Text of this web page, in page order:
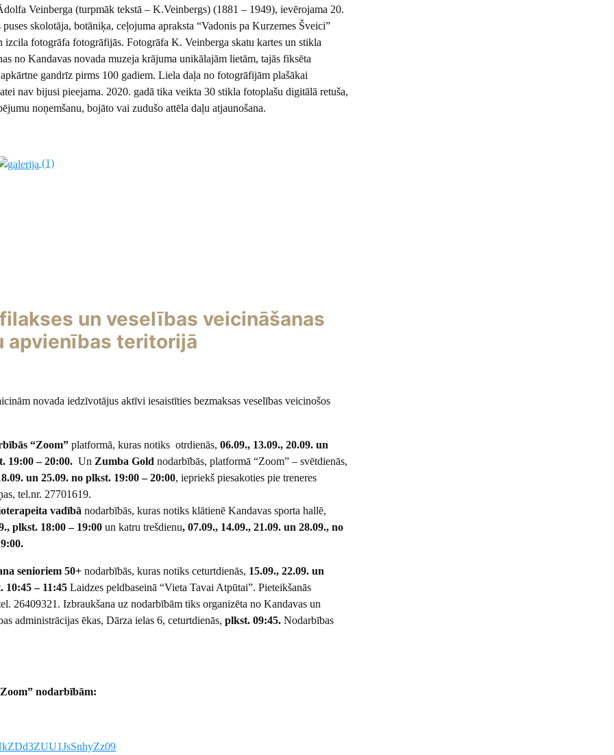
Veinberga (turpmāk tekstā – K.Veinbergs) (1881 – 1949), ievērojama 20.
puses skolotāja, botāniķa, ceļojuma apraksta “Vadonis pa Kurzemes Šveici”
izcila fotogrāfa fotogrāfijās. Fotogrāfa K. Veinberga skatu kartes un stikla
no Kandavas novada muzeja krājuma unikālajām lietām, tajās fiksēta
gandrīz pirms 100 gadiem. Liela daļa no fotogrāfijām plašākai
nav bijusi pieejama. 2020. gadā tika veikta 30 stikla fotoplašu digitālā retuša,
noņemšanu, bojāto vai zudušo attēla daļu atjaunošana.
(1)
un veselības veicināšanas
apvienības teritorijā
novada iedzīvotājus aktīvi iesaistīties bezmaksas veselības veicinošos
“Zoom” platformā, kuras notiks otrdienās,06.09., 13.09., 20.09. un
19:00 – 20:00. UnZumba Gold nodarbībās, platformā “Zoom” – svētdienās,
un 25.09. no plkst. 19:00 – 20:00, iepriekš piesakoties pie treneres
tel.nr. 27701619.
vadībānodarbībās, kuras notiks klātienē Kandavas sporta hallē,
plkst. 18:00 – 19:00 un katru trešdienu, 07.09., 14.09., 21.09. un 28.09., no
senioriem 50+nodarbībās, kuras notiks ceturtdienās, 15.09., 22.09. un
10:45 – 11:45Laidzes peldbaseinā “Vieta Tavai Atpūtai”. Pieteikšanās
26409321. Izbraukšana uz nodarbībām tiks organizēta no Kandavas un
administrācijas ēkas, Dārza ielas 6, ceturtdienās,plkst. 09:45. Nodarbības
nodarbībām: